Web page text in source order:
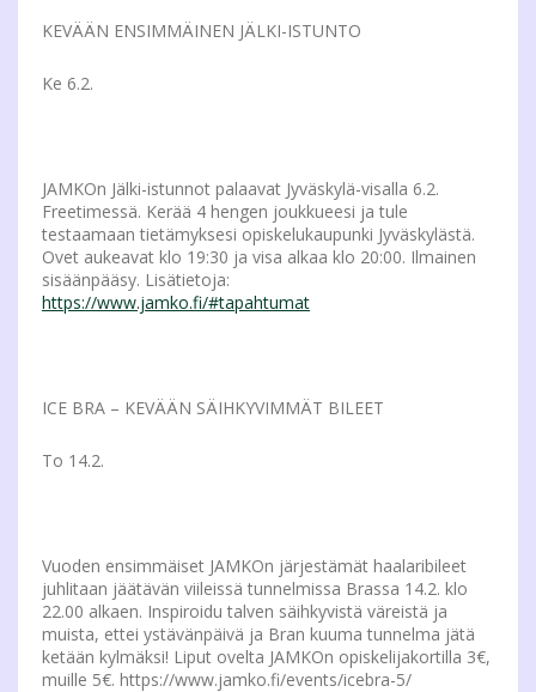
KEVÄÄN ENSIMMÄINEN JÄLKI-ISTUNTO
Ke 6.2.
JAMKOn Jälki-istunnot palaavat Jyväskylä-visalla 6.2.
Freetimessä. Kerää 4 hengen joukkueesi ja tule
testaamaan tietämyksesi opiskelukaupunki Jyväskylästä.
Ovet aukeavat klo 19:30 ja visa alkaa klo 20:00. Ilmainen
sisäänpääsy. Lisätietoja:
https://www.jamko.fi/#tapahtumat
ICE BRA – KEVÄÄN SÄIHKYVIMMÄT BILEET
To 14.2.
Vuoden ensimmäiset JAMKOn järjestämät haalaribileet
juhlitaan jäätävän viileissä tunnelmissa Brassa 14.2. klo
22.00 alkaen. Inspiroidu talven säihkyvistä väreistä ja
muista, ettei ystävänpäivä ja Bran kuuma tunnelma jätä
ketään kylmäksi! Liput ovelta JAMKOn opiskelijakortilla 3€,
muille 5€. https://www.jamko.fi/events/icebra-5/